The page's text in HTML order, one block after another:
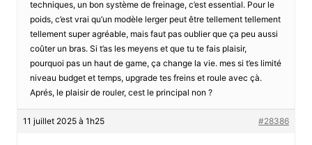
techniques, un bon système de freinage, c’est essential. Pour le
poids, c’est vrai qu’un modèle lerger peut être tellement tellement
tellement super agréable, mais faut pas oublier que ça peu aussi
coûter un bras. Si t’as les meyens et que tu te fais plaisir,
pourquoi pas un haut de game, ça change la vie. mes si t’es limité
niveau budget et temps, upgrade tes freins et roule avec çà.
Aprés, le plaisir de rouler, cest le principal non ?
11 juillet 2025 à 1h25 #28386